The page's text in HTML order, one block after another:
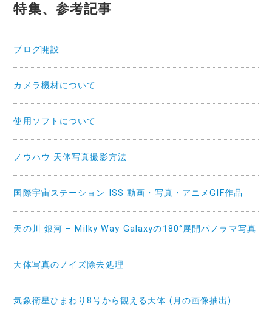
特集、参考記事
ブログ開設
カメラ機材について
使用ソフトについて
ノウハウ 天体写真撮影方法
国際宇宙ステーション ISS 動画・写真・アニメGIF作品
天の川 銀河 – Milky Way Galaxyの180°展開パノラマ写真
天体写真のノイズ除去処理
気象衛星ひまわり8号から観える天体 (月の画像抽出)